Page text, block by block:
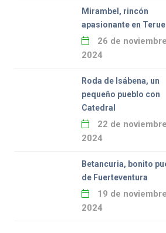
Mirambel, rincón
apasionante en Teruel
26 de
2024
Roda de Isábena, un
pequeño pueblo con
Catedral
22 de
2024
Betancuria, bonito
de Fuerteventura
19 de
2024